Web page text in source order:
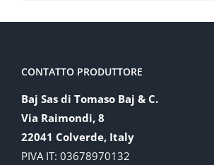
CONTATTO PRODUTTORE
Baj Sas di Tomaso Baj & C.
Via Raimondi, 8
22041 Colverde, Italy
PIVA IT: 03678970132